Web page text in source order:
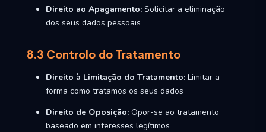
Direito ao Apagamento: Solicitar a eliminação
dos seus dados pessoais
8.3 Controlo do Tratamento
Direito à Limitação do Tratamento: Limitar a
forma como tratamos os seus dados
Direito de Oposição: Opor-se ao tratamento
baseado em interesses legítimos